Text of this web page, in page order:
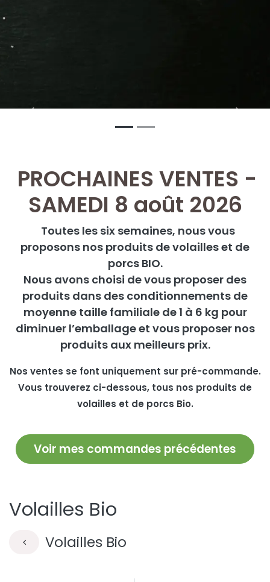
PROCHAINES VENTES -
SAMEDI 8 août 2026
Toutes les six semaines, nous vous
proposons nos produits de volailles et de
porcs BIO.
Nous avons choisi de vous proposer des
produits dans des conditionnements de
moyenne taille familiale de 1 à 6 kg pour
diminuer l’emballage et vous proposer nos
produits aux meilleurs prix.
Nos ventes se font uniquement sur pré-commande.
Vous trouverez ci-dessous, tous nos produits de
volailles et de porcs Bio.
Voir mes commandes précédentes
Volailles Bio
Volailles Bio